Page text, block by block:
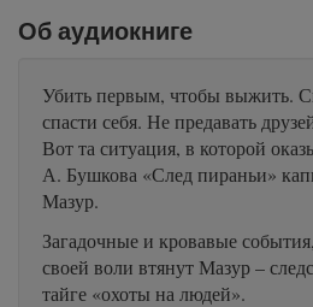
Об аудиокниге
Убить первым, чтобы выжить.
спасти себя. Не предавать
Вот та ситуация, в которой
А. Бушкова «След пираньи»
Мазур.
Загадочные и кровавые
своей воли втянут Мазур –
тайге «охоты на людей».